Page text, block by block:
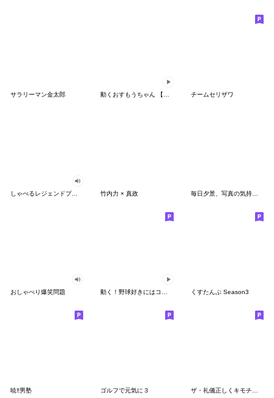
サラリーマン金太郎 動くおすもうちゃん 【ほっこり】 チームセリザワ
しゃべるレジェンドプロレスラー第1弾 竹内力 × 真政 毎日夕景、写真の気持ち２
おしゃべり爆笑問題 くすたんぷ Season3
暁‼男塾 ゴルフで元気に３ ザ・礼儀正しくキモチを伝えるアスリート集